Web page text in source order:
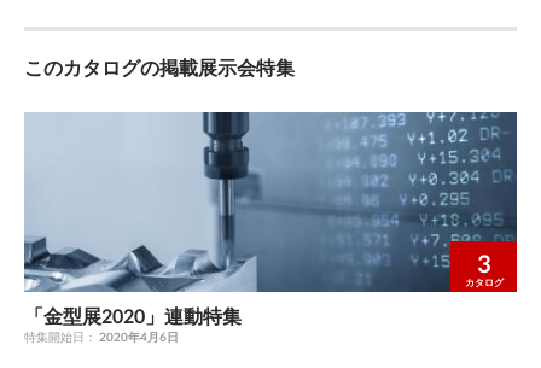
このカタログの掲載展示会特集
3
カタログ
「金型展2020」連動特集
特集開始日： 2020年4月6日